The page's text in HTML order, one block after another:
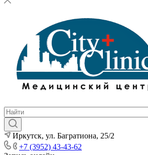
Иркутск, ул. Багратиона, 25/2
+7 (3952) 43-43-62